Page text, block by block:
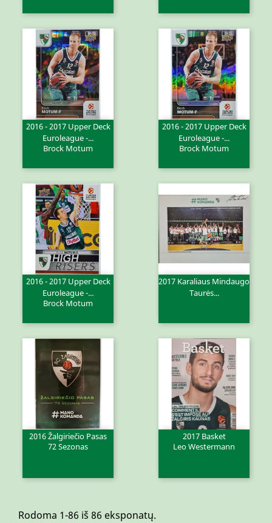
2016 - 2017 Upper Deck
Euroleague -...
Brock Motum
2016 - 2017 Upper Deck
Euroleague -...
Brock Motum
2016 - 2017 Upper Deck
Euroleague -...
Brock Motum
2017 Karaliaus Mindaugo
Taurės...
2016 Žalgiriečio Pasas
72 Sezonas
2017 Basket
Leo Westermann
Rodoma 1-86 iš 86 eksponatų.